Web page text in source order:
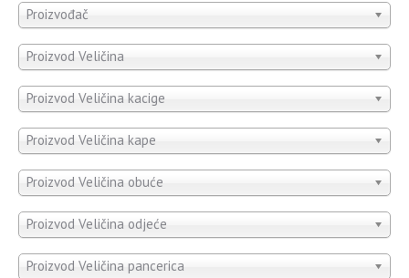
Proizvođač
Proizvod Veličina
Proizvod Veličina kacige
Proizvod Veličina kape
Proizvod Veličina obuće
Proizvod Veličina odjeće
Proizvod Veličina pancerica